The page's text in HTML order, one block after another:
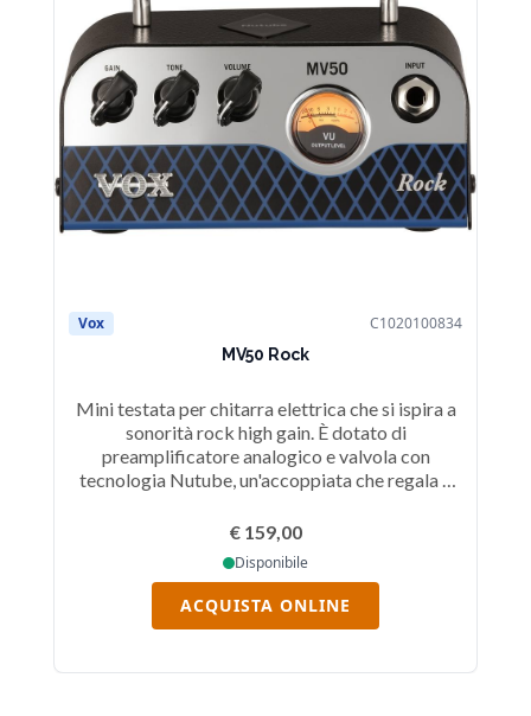
Vox C1020100834
MV50 Rock
Mini testata per chitarra elettrica che si ispira a
sonorità rock high gain. È dotato di
preamplificatore analogico e valvola con
tecnologia Nutube, un'accoppiata che regala a
valvolare su 50 watt di potenza. Presenta
uscita speaker a 4-8-16 Ohm e di uscita
cuffie/linea per collegarsi direttamente ad un
mixer o interfaccia audio.
€ 159,00
Disponibile
ACQUISTA ONLINE